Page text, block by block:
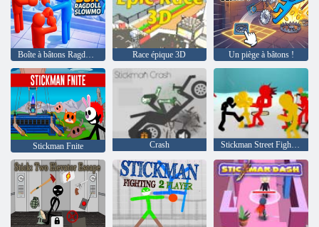
Race épique 3D Un piège à bâtons !
Stickman Fnite Crash Stickman Street Fighting 3D